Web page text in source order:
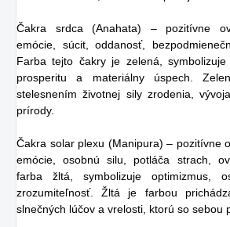
Čakra srdca (Anahata) – pozitívne
emócie, súcit, oddanosť,
Farba tejto čakry je zelená, symbolizuje
prosperitu a materiálny úspech.
stelesnením životnej sily zrodenia,
prírody.
Čakra solar plexu (Manipura) – pozitívne
emócie, osobnú silu, potláča strach,
farba žltá, symbolizuje optimizmus,
zrozumiteľnosť. Žltá je farbou
slnečných lúčov a vrelosti, ktorú so sebou